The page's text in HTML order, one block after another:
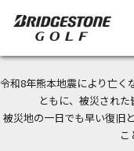
令和8年熊本地震により亡く
ともに、被災された
被災地の一日でも早い復旧
こ
＜夏季休暇中のご注文・
今なら新規会員登録で